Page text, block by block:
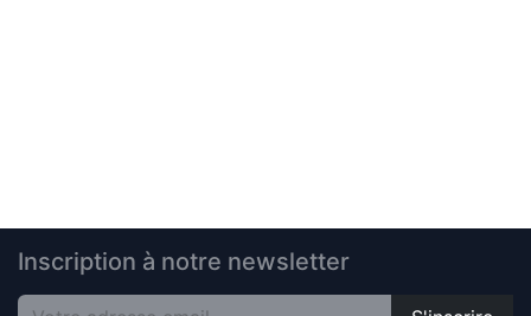
Inscription à notre newsletter